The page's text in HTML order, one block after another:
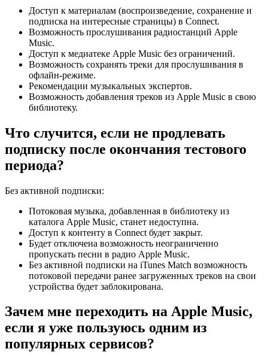
Доступ к материалам (воспроизведение, сохранение и
подписка на интересные страницы) в Connect.
Возможность прослушивания радиостанций Apple
Music.
Доступ к медиатеке Apple Music без ограничений.
Возможность сохранять треки для прослушивания в
офлайн-режиме.
Рекомендации музыкальных экспертов.
Возможность добавления треков из Apple Music в свою
библиотеку.
Что случится, если не продлевать
подписку после окончания тестового
периода?
Без активной подписки:
Потоковая музыка, добавленная в библиотеку из
каталога Apple Music, станет недоступна.
Доступ к контенту в Connect будет закрыт.
Будет отключена возможность неограниченно
пропускать песни в радио Apple Music.
Без активной подписки на iTunes Match возможность
потоковой передачи ранее загруженных треков на свои
устройства будет заблокирована.
Зачем мне переходить на Apple Music,
если я уже пользуюсь одним из
популярных сервисов?